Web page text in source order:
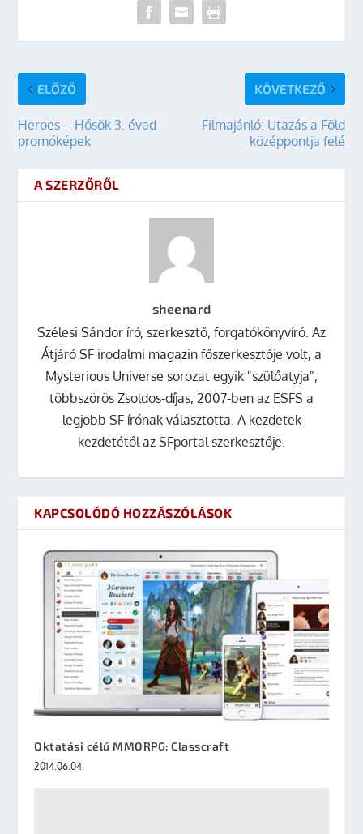
ELŐZŐ
Heroes – Hősök 3. évad
promóképek
KÖVETKEZŐ
Filmajánló: Utazás a Föld
középpontja felé
A SZERZŐRŐL
sheenard
Szélesi Sándor író, szerkesztő, forgatókönyvíró. Az
Átjáró SF irodalmi magazin főszerkesztője volt, a
Mysterious Universe sorozat egyik "szülőatyja",
többszörös Zsoldos-díjas, 2007-ben az ESFS a
legjobb SF írónak választotta. A kezdetek
kezdetétől az SFportal szerkesztője.
KAPCSOLÓDÓ HOZZÁSZÓLÁSOK
Oktatási célú MMORPG: Classcraft
2014.06.04.